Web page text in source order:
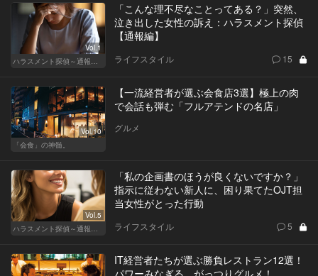
Vol.1
ハラスメント探偵～通報編～
「こんな理不尽なことってある？」突然、
泣き出した女性の訴え：ハラスメント探偵
【通報編】
ライフスタイル 15
Vol.10
「会食」の神髄。
【一流経営者が選ぶ会食店3選】極上の肉
で会話も弾む「フルアテンドの名店」
グルメ
Vol.5
ハラスメント探偵～通報編～
「私の企画書のほうが良くないですか？」
指示に従わない新人に、困り果てたOJT担
当女性がとった行動
ライフスタイル 5
IT経営者たちが選ぶ勝負レストラン12選！
パワーみなぎる、がっつりグルメ！